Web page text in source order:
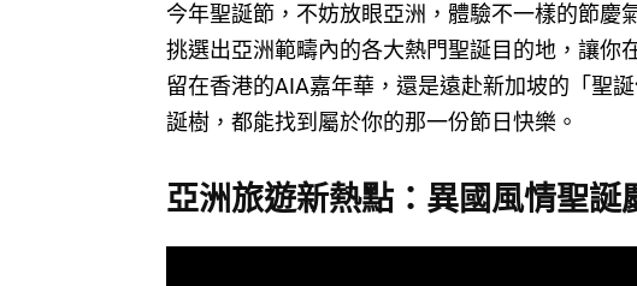
今年聖誕節，不妨放眼亞洲，體驗不一樣的節慶
挑選出亞洲範疇內的各大熱門聖誕目的地，讓你
留在香港的AIA嘉年華，還是遠赴新加坡的「聖
誕樹，都能找到屬於你的那一份節日快樂。
亞洲旅遊新熱點：異國風情聖誕